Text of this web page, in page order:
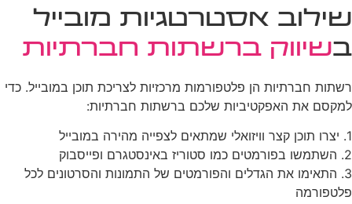
שילוב אסטרטגיות מובייל
בשיווק ברשתות חברתיות
רשתות חברתיות הן פלטפורמות מרכזיות לצריכת תוכן במובייל. כדי
למקסם את האפקטיביות שלכם ברשתות חברתיות:
1. יצרו תוכן קצר וויזואלי שמתאים לצפייה מהירה במובייל
2. השתמשו בפורמטים כמו סטוריז באינסטגרם ופייסבוק
3. התאימו את הגדלים והפורמטים של התמונות והסרטונים לכל
פלטפורמה